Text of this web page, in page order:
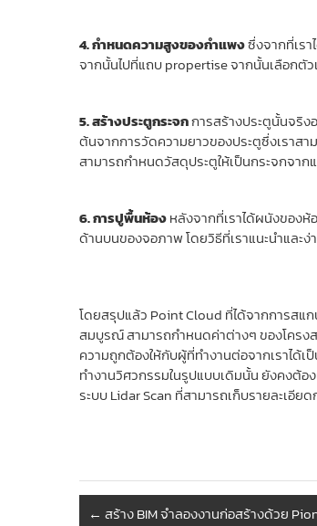
4. กำหนดความสูงของกำแพงซึ่งจากที่เร
จากนั้นไปที่แถบ propertise จากนั้นเลือกตัว
5. สร้างประตูกระจกการสร้างประตูนั้นจริง
ต้นจากการวัดความยาวของประตูซึ่งเราส
สามารถกำหนดวัสดุประตูให้เป็นกระจกจา
6. การปูพื้นห้องหลังจากที่เราได้ผนังของ
ด้านบนของจอภาพ โดยวิธีที่เราแนะนำแล
โดยสรุปแล้ว Point Cloud ที่ได้จากการสแ
สมบูรณ์ สามารถกำหนดค่าต่างๆ ของโครง
ความถูกต้องให้กับผู้ที่ทำงานต่อจากเราได้
ทำงานวิศวกรรมในรูปแบบเดิมนั้น ยังคงต้
ระบบ Lidar Scan ที่สามารถเก็บรายละเอี
← สร้าง BIM จำลองงานก่อสร้างด้วย